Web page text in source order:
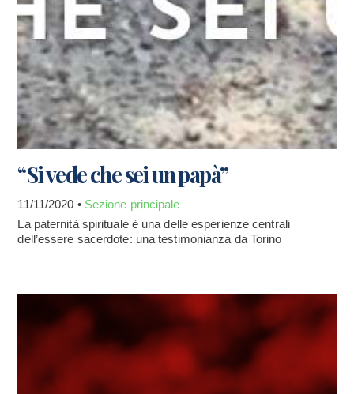
“Si vede che sei un papà”
11/11/2020 • Sezione principale
La paternità spirituale è una delle esperienze centrali
dell’essere sacerdote: una testimonianza da Torino